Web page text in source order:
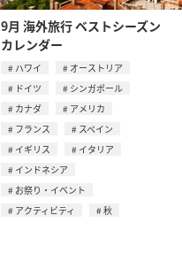
9月 海外旅行 ベストシーズン
カレンダー
ハワイ
オーストリア
ドイツ
シンガポール
カナダ
アメリカ
フランス
スペイン
イギリス
イタリア
インドネシア
お祭り・イベント
アクティビティ
秋